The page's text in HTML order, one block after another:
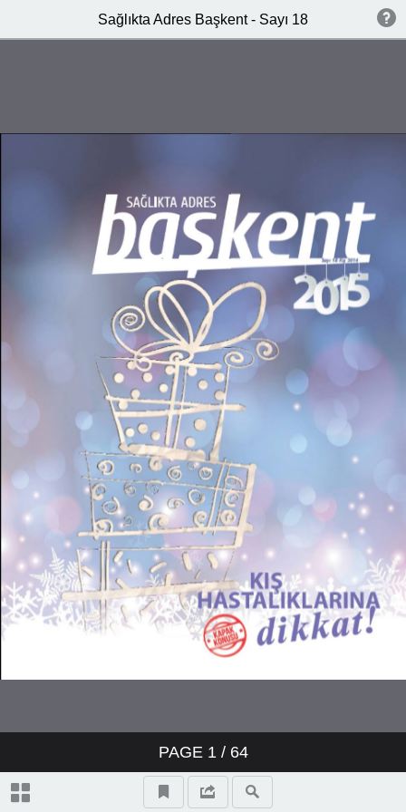
Sağlıkta Adres Başkent - Sayı 18
PAGE 1/ 64